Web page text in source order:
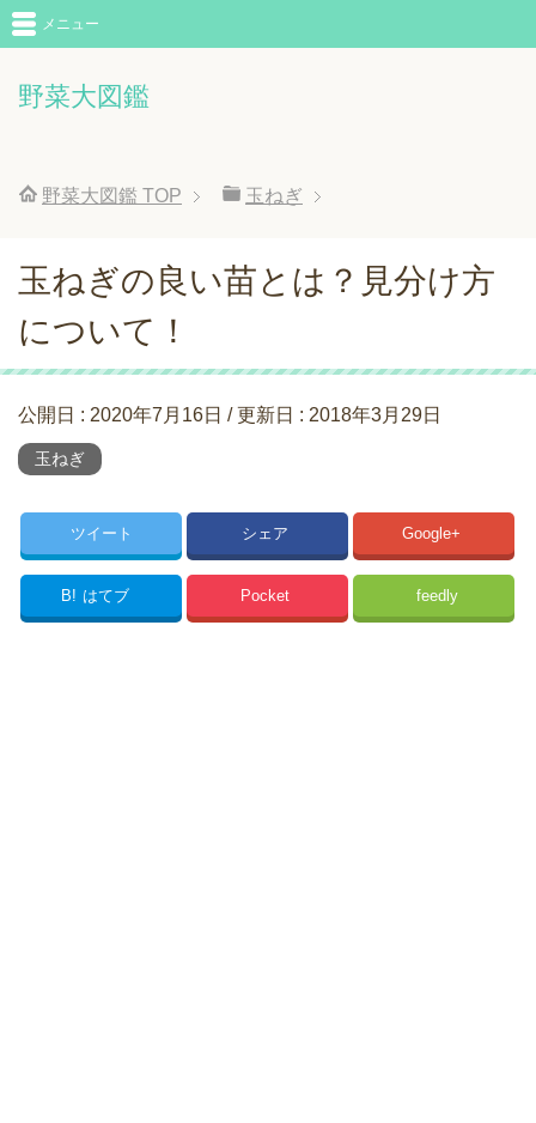
野菜大図鑑
メニュー
野菜大図鑑 TOP 玉ねぎ
玉ねぎの良い苗とは？見分け方
について！
公開日 : 2020年7月16日 / 更新日 : 2018年3月29日
玉ねぎ
ツイート シェア Google+
B! はてブ Pocket feedly